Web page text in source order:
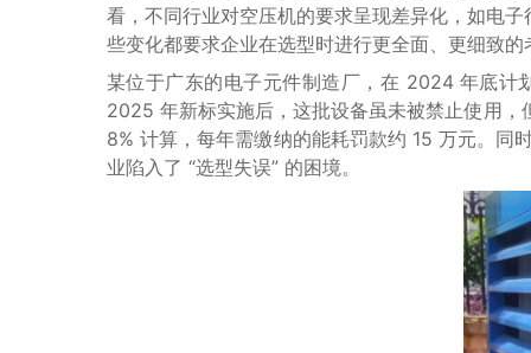
看，不同行业对空压机的要求呈现差异化，如电
些变化都要求企业在选型时进行更全面、更细致
某位于广东的电子元件制造厂，在 2024 年底
2025 年新标实施后，这批设备虽未被禁止使用
8% 计算，每年需缴纳的能耗罚款约 15 万元。同
业陷入了 “选型失误” 的困境。